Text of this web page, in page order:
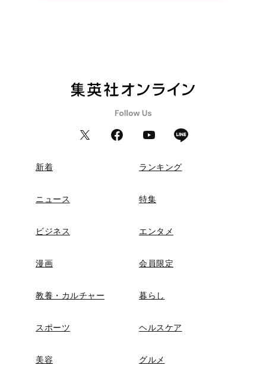
新着 ランキング
ニュース 特集
ビジネス エンタメ
漫画 会員限定
教養・カルチャー 暮らし
スポーツ ヘルスケア
美容 グルメ